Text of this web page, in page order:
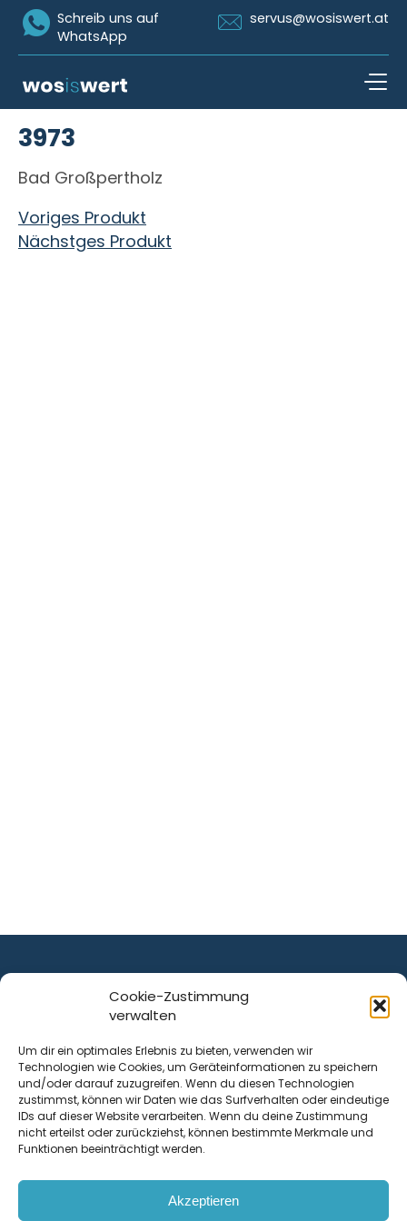
Cookie-Zustimmung
verwalten
Um dir ein optimales Erlebnis zu bieten, verwenden wir
Technologien wie Cookies, um Geräteinformationen zu speichern
und/oder darauf zuzugreifen. Wenn du diesen Technologien
zustimmst, können wir Daten wie das Surfverhalten oder eindeutige
IDs auf dieser Website verarbeiten. Wenn du deine Zustimmung
nicht erteilst oder zurückziehst, können bestimmte Merkmale und
Funktionen beeinträchtigt werden.
Akzeptieren
Icon Whatsapp
Schreib uns auf
WhatsApp
Icon Email
servus@wosiswert.at
3973
Bad Großpertholz
Beitragsnavigation
Voriges Produkt
Nächstges Produkt
ist ein Service von
Krenn Real GmbH
Tischlerstraße 12
4050Traun| Österreich
Kontakt